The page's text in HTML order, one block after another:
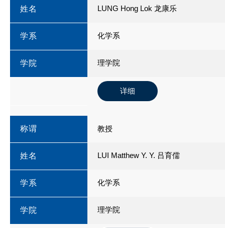
姓名 LUNG Hong Lok 龙康乐
学系 化学系
学院 理学院
详细
称谓 教授
姓名 LUI Matthew Y. Y. 吕育儒
学系 化学系
学院 理学院